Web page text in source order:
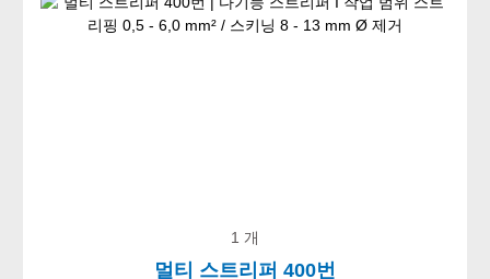
1 개
멀티 스트리퍼 400번